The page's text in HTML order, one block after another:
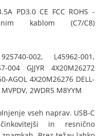
PD3.0 CE FCC ROHS -
kablom (C7/C8)
002, L45962-001,
004 GJJYR 4X20M26272
AGOL 4X20M26276 DELL-
2WDR5 M8YYM
vseh naprav. USB-C
in resnično